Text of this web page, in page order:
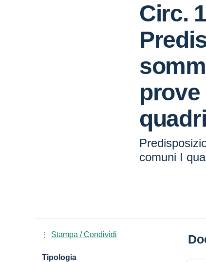
Circ.
prove
comuni I
Stampa / Condividi
Tipologia